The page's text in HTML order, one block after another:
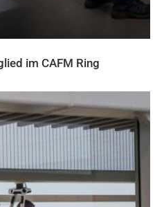
im CAFM Ring